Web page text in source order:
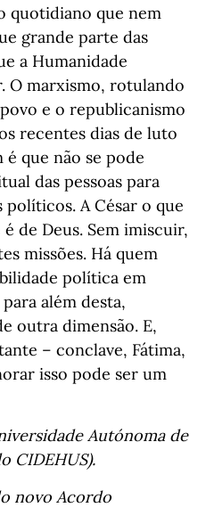
quotidiano que nem
grande parte das
a Humanidade
O marxismo, rotulando
e o republicanismo
recentes dias de luto
que não se pode
das pessoas para
A César o que
de Deus. Sem imiscuir,
missões. Há quem
política em
além desta,
outra dimensão. E,
– conclave, Fátima,
isso pode ser um
Autónoma de
CIDEHUS).
novo Acordo